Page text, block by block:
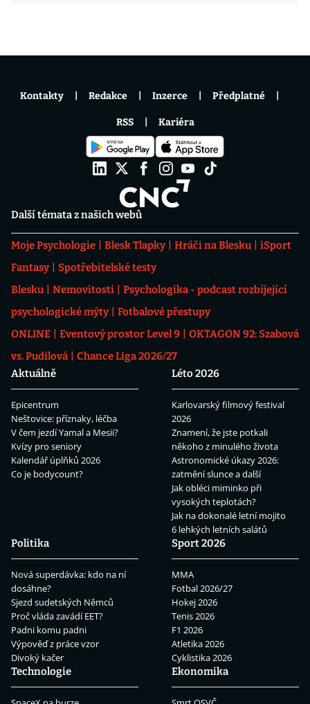
Další témata z našich webů
Moje Psychologie Blesk Tlapky Hráči na Blesku
iSport
Fantasy
Spotřebitelské testy
Blesku
Nemovitosti
Psychologika - podcast rozbíjející
psychologické mýty
Fotbalové přestupy
ONLINE
Eventový prostor Level 9
OKTAGON 92: Szabová
vs. Pudilová
Chance Liga 2026/27
Aktuálně
Epicentrum
Neštovice: příznaky, léčba
V čem jezdí Yamal a Mesii?
Kvízy pro seniory
Kalendář úplňků 2026
Co je bodycount?
Léto 2026
Karlovarský filmový festival
2026
Znamení, že jste potkali
někoho z minulého života
Astronomické úkazy 2026:
zatmění slunce a další
Jak obléci miminko při
vysokých teplotách?
Jak na dokonalé letní mojito
6 lehkých letních salátů
Politika
Nová superdávka: kdo na ní
dosáhne?
Sjezd sudetských Němců
Proč vláda zavádí EET?
Padni komu padni
Výpověď z práce vzor
Divoký kačer
Sport 2026
MMA
Fotbal 2026/27
Hokej 2026
Tenis 2026
F1 2026
Atletika 2026
Cyklistika 2026
Technologie
Ekonomika
Kontakty Redakce Inzerce Předplatné
RSS Kariéra